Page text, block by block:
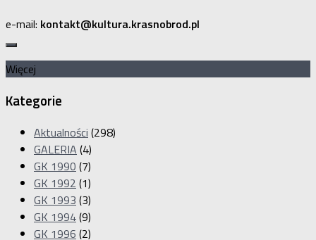
e-mail: kontakt@kultura.krasnobrod.pl
Więcej
Kategorie
Aktualności (298)
GALERIA (4)
GK 1990 (7)
GK 1992 (1)
GK 1993 (3)
GK 1994(9)
GK 1996 (2)